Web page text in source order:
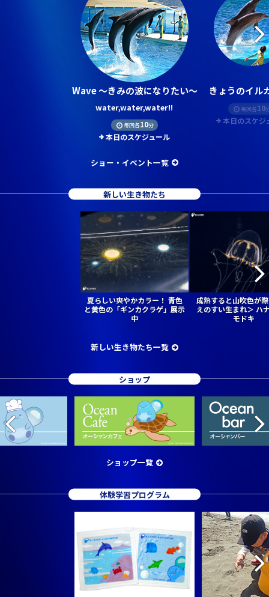
Wave ～きみの波になりたい～
water,water,water!!
毎回各10分
本日のスケジュール
きょうのイル
毎回各10
本日のスケジ
ショー・イベント一覧
新しい生き物たち
夏らしい爽やかカラー！ 青色
と黄色の「ギンカクラゲ」展示
中
成熟すると山吹色が
えのすい生まれ＞ ハ
モドキ
新しい生き物たち一覧
ショップ
ショップ一覧
体験学習プログラム